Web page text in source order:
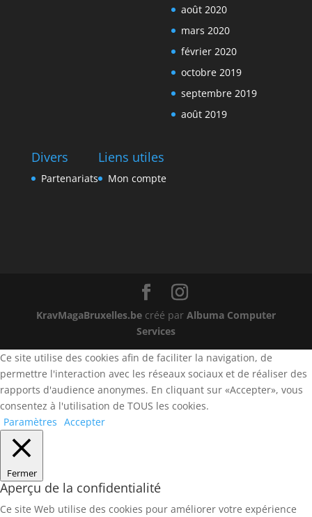
août 2020
mars 2020
février 2020
octobre 2019
septembre 2019
août 2019
Divers
Partenariats
Liens utiles
Mon compte
KravMagaBruxelles.becréé par Albuma Computer
Services
Ce site utilise des cookies afin de faciliter la navigation, de
permettre l'interaction avec les réseaux sociaux et de réaliser des
rapports d'audience anonymes. En cliquant sur «Accepter», vous
consentez à l'utilisation de TOUS les cookies.
Paramètres Accepter
Fermer
Aperçu de la confidentialité
Ce site Web utilise des cookies pour améliorer votre expérience